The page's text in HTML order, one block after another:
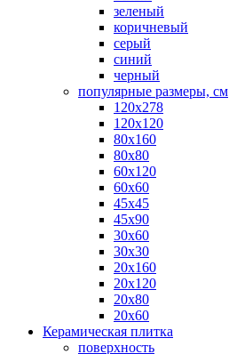
зеленый
коричневый
серый
синий
черный
популярные размеры, см
120х278
120х120
80х160
80х80
60х120
60х60
45х45
45х90
30х60
30х30
20х160
20х120
20х80
20х60
Керамическая плитка
поверхность